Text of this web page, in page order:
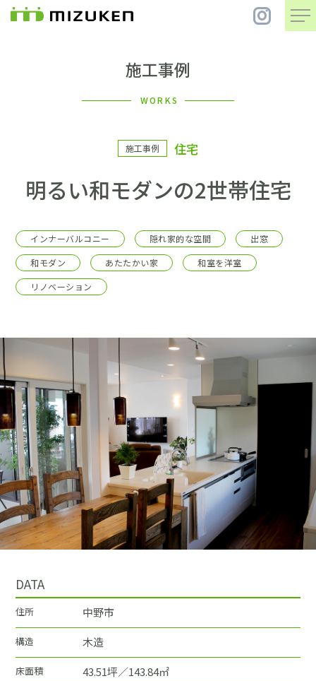
住 宅
会社案内
施工事例
土地をお探しの方
イベント
ショールーム
ブログ
施工事例
WORKS
施工事例 住宅
明るい和モダンの2世帯住宅
インナーバルコニー 隠れ家的な空間
出窓
和モダン
あたたかい家
和室を洋室
リノベーション
DATA
住所 中野市
構造 木造
床面積 43.51坪／143.84㎡